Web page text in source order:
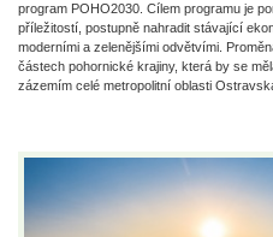
program POHO2030. Cílem programu je
příležitostí, postupně nahradit stávající
moderními a zelenějšími odvětvími.
částech pohornické krajiny, která by se
zázemím celé metropolitní oblasti